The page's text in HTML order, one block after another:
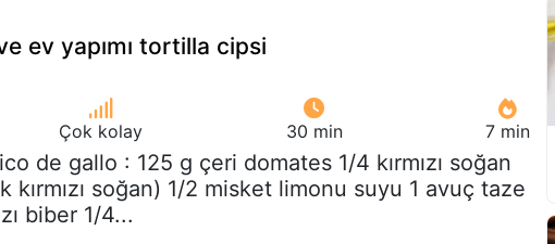
ev yapımı tortilla cipsi
Çok kolay 30 min 7 min
de gallo : 125 g çeri domates 1/4 kırmızı soğan
kırmızı soğan) 1/2 misket limonu suyu 1 avuç taze
biber 1/4...